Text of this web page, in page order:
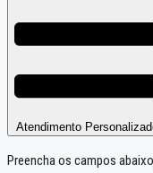
Atendimento
Preencha os campos